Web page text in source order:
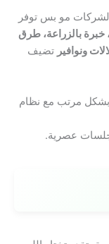
مو بس توفر
خبرة بالزراعة، طرق
ونوافير تضيف
بشكل مرتب مع نظام
عصرية.